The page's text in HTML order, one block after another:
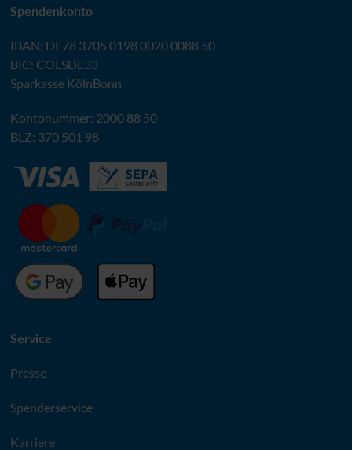
Spendenkonto
IBAN: DE78 3705 0198 0020 0088 50
BIC: COLSDE33
Sparkasse KölnBonn
Kontonummer: 2000 88 50
BLZ: 370 501 98
Service
Presse
Spenderservice
Karriere